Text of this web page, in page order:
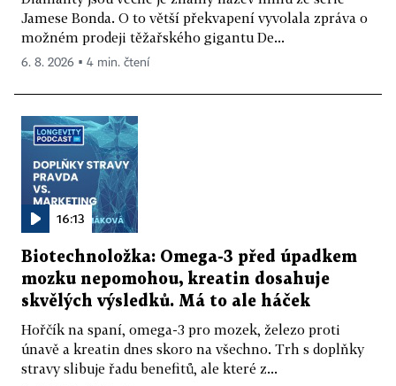
Jamese Bonda. O to větší překvapení vyvolala zpráva o
možném prodeji těžařského gigantu De...
6. 8. 2026 ▪ 4 min. čtení
16:13
Biotechnoložka: Omega-3 před úpadkem
mozku nepomohou, kreatin dosahuje
skvělých výsledků. Má to ale háček
Hořčík na spaní, omega-3 pro mozek, železo proti
únavě a kreatin dnes skoro na všechno. Trh s doplňky
stravy slibuje řadu benefitů, ale které z...